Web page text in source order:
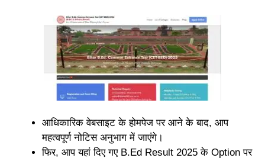
आधिकारिक वेबसाइट के होमपेज पर आने के बाद, आप
महत्वपूर्ण नोटिस अनुभाग में जाएंगे।
फिर, आप यहां दिए गए B.Ed Result 2025 के Option पर